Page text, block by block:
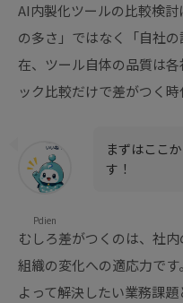
AI内製化ツールの比較検
の多さ」ではなく「自社
在、ツール自体の品質は
ック比較だけで差がつく
Pdien
まずはここ
す！
むしろ差がつくのは、社
組織の変化への適応力で
よって解決したい業務課